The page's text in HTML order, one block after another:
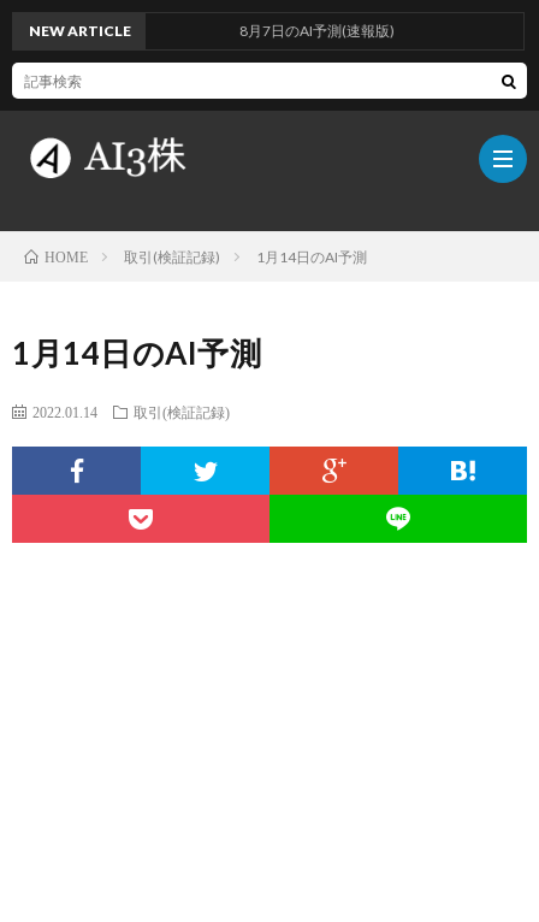
グ
NEW ARTICLE 8月7日のAI予測(速報版)
HOME 取引(検証記録) 1月14日のAI予測
1月14日のAI予測
2022.01.14 取引(検証記録)